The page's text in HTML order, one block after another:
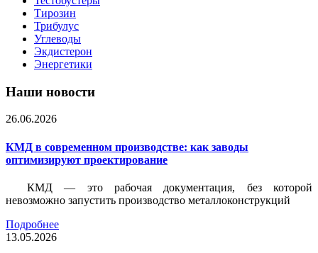
Тирозин
Трибулус
Углеводы
Экдистерон
Энергетики
Наши новости
26.06.2026
КМД в современном производстве: как заводы
оптимизируют проектирование
КМД — это рабочая документация, без которой
невозможно запустить производство металлоконструкций
Подробнее
13.05.2026